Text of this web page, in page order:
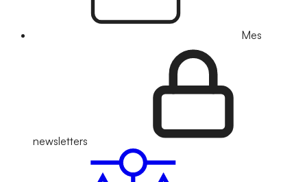
Mes
newsletters